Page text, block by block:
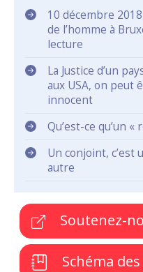
10 décembre
de l’homme à
lecture
La Justice d’un
aux USA, on peut
innocent
Qu’est-ce qu’un «
Un conjoint, c’est
autre
Soutenez-
Schéma